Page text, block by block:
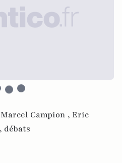
Marcel Campion , Eric
débats